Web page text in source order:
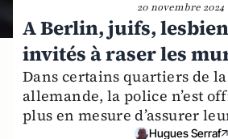
20 novembre 2024
A Berlin, juifs,
invités à raser les
Dans certains quartiers de
allemande, la police n’est
plus en mesure d’assurer
Hugues Serraf